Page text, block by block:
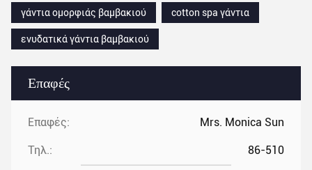
Επαφές
Επαφές: Mrs. Monica Sun
Τηλ.: 86-510
γάντια ομορφιάς βαμβακιού
cotton spa γάντια
ενυδατικά γάντια βαμβακιού